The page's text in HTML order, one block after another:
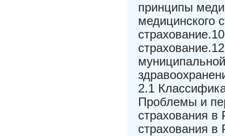
принципы
медицинского
2.1
Проблемы и
страхования
страхования в